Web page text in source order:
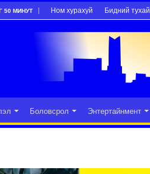
50 МИНУТ Ном хурахуй Бидний тухай
Боловсрол Энтертайнмент